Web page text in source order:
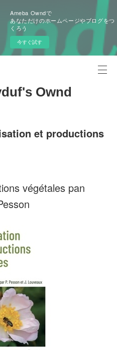
Ameba Owndで
あなただけのホームページやブログをつ
くろう
今すぐ試す
Ownd
et productions
végétales pan